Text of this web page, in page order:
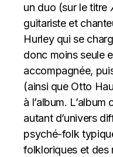
un duo (sur le titre
guitariste et
Hurley qui se
donc moins seule
accompagnée,
(ainsi que Otto
à l’album.
autant d’univers
psyché-folk
folkloriques et des